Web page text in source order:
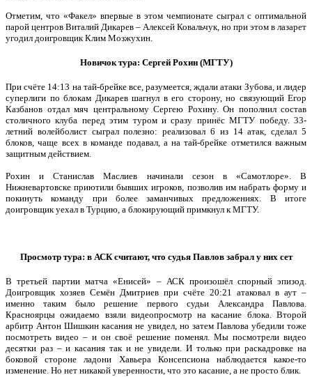
Отметим, что «Факел» впервые в этом чемпионате сыграл с оптимальной
парой центров Виталий Дикарев – Алексей Ковальчук, но при этом в лазарет
угодил доигровщик Клим Мозжухин.
Новичок тура: Сергей Рохин (МГТУ)
При счёте 14:13 на тай-брейке все, разумеется, ждали атаки Зубова, и лидер
суперлиги по блокам Дикарев шагнул в его сторону, но связующий Егор
Казбанов отдал мяч центральному Сергею Рохину. Он пополнил состав
столичного клуба перед этим туром и сразу принёс МГТУ победу. 33-
летний волейболист сыграл полезно: реализовал 6 из 14 атак, сделал 5
блоков, чаще всех в команде подавал, а на тай-брейке отметился важным
защитным действием.
Рохин и Станислав Маслиев начинали сезон в «Самотлоре». В
Нижневартовске приютили бывших игроков, позволив им набрать форму и
покинуть команду при более заманчивых предложениях. В итоге
доигровщик уехал в Турцию, а блокирующий примкнул к МГТУ.
Просмотр тура: в АСК считают, что судья Павлов забрал у них сет
В третьей партии матча «Енисей» – АСК произошёл спорный эпизод.
Доигровщик хозяев Семён Дмитриев при счёте 20:21 атаковал в аут –
именно таким было решение первого судьи Александра Павлова.
Красноярцы ожидаемо взяли видеопросмотр на касание блока. Второй
арбитр Антон Шишкин касания не увидел, но затем Павлова убедили тоже
посмотреть видео – и он своё решение поменял. Мы посмотрели видео
десятки раз – и касания так и не увидели. И только при раскадровке на
боковой стороне ладони Хавьера Консепсиона наблюдается какое-то
изменение. Но нет никакой уверенности, что это касание, а не просто блик.